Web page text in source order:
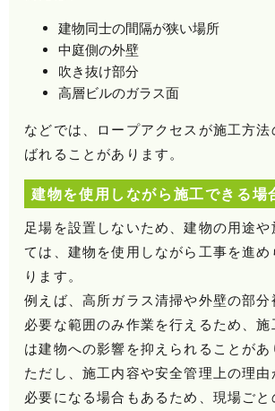
建物同士の間隔が狭い場所
中庭側の外壁
吹き抜け部分
高層ビルのガラス面
などでは、ロープアクセスが施工方
ばれることがあります。
建物を使用しながら施工できる場
足場を設置しないため、建物の用途や
ては、建物を使用しながら工事を進め
ります。
例えば、高所ガラス清掃や外壁の部分
必要な範囲のみ作業を行えるため、施
は建物への影響を抑えられることがあ
ただし、施工内容や安全管理上の理
必要になる場合もあるため、現場ご